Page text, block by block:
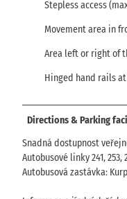
Stepless access
Movement area in
Area left or right of
Hinged hand rails
Directions & Parking
Snadná dostupnost
Autobusové linky 241, 253,
Autobusová zastávka: